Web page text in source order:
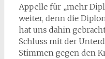
Appelle für „mehr
weiter, denn die
hat uns dahin
Schluss mit der
Stimmen gegen den